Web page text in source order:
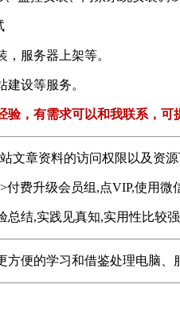
服务器上架等。
设等服务。
，有需求可以和我联系，可
文章资料的访问权限以及资
费升级会员组,点VIP,使用
,实践见真知,实用性比较强
便的学习和借鉴处理电脑